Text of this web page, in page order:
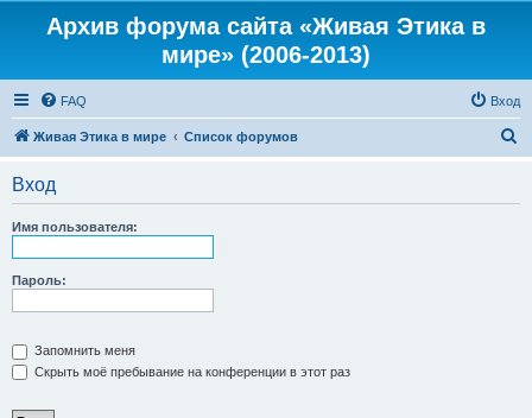
Архив форума сайта «Живая Этика в
мире» (2006-2013)
FAQ Вход
Живая Этика в мире Список форумов
Вход
Имя пользователя:
Пароль:
Запомнить меня
Скрыть моё пребывание на конференции в этот раз